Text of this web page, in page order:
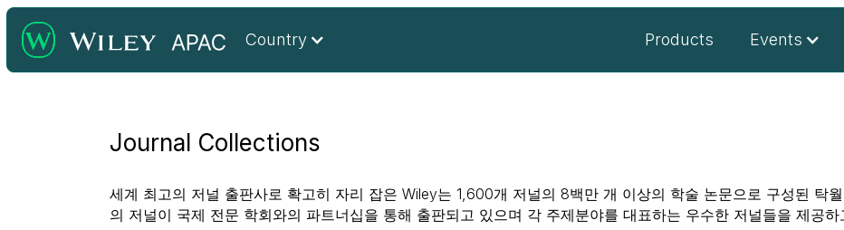
Country Products Events
Journal Collections
세계 최고의 저널 출판사로 확고히 자리 잡은 Wiley는 1,600개 저널의 8백만 개 이상의 학술 논문으로 구성된 탁
의 저널이 국제 전문 학회와의 파트너십을 통해 출판되고 있으며 각 주제분야를 대표하는 우수한 저널들을 제공하